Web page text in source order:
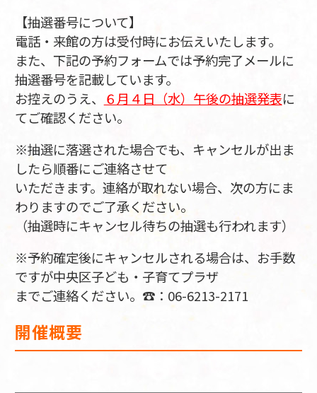
【抽選番号について】
電話・来館の方は受付時にお伝えいたします。
また、下記の予約フォームでは予約完了メールに
抽選番号を記載しています。
お控えのうえ、
６月４日（水）午後の抽選発表に
てご確認ください。
※抽選に落選された場合でも、キャンセルが出ま
したら順番にご連絡させて
いただきます。連絡が取れない場合、次の方にま
わりますのでご了承ください。
（抽選時にキャンセル待ちの抽選も行われます）
※予約確定後にキャンセルされる場合は、お手数
ですが中央区子ども・子育てプラザ
までご連絡ください。☎：06-6213-2171
開催概要